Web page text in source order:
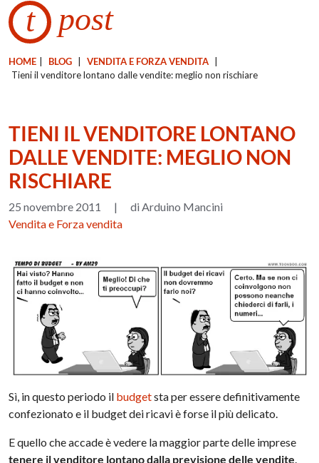
t post
HOME BLOG VENDITA E FORZA VENDITA
Tieni il venditore lontano dalle vendite: meglio non rischiare
TIENI IL VENDITORE LONTANO
DALLE VENDITE: MEGLIO NON
RISCHIARE
25 novembre 2011 |
di Arduino Mancini
Vendita e Forza vendita
Sì, in questo periodo il budgetsta per essere definitivamente
confezionato e il budget dei ricavi è forse il più delicato.
E quello che accade è vedere la maggior parte delle imprese
tenere il venditore lontano dalla previsione delle vendite